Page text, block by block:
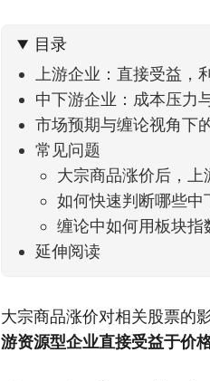
目录
上游企业：直接受益，
中下游企业：成本压力
市场预期与缠论视角下
常见问题
大宗商品涨价后，上
如何快速判断哪些中
缠论中如何用板块指
延伸阅读
大宗商品涨价对相关股票的
游资源型企业直接受益于价